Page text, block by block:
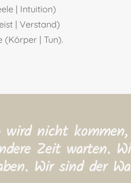
| Intuition)
| Verstand)
(Körper | Tun).
wird nicht kommen,
Zeit warten.
Wir sind der